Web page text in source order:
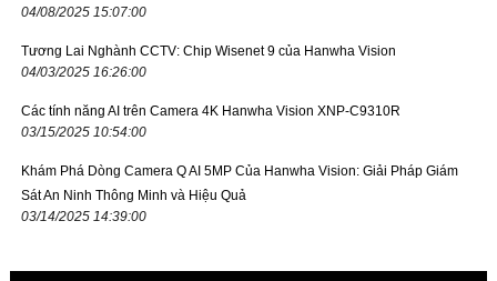
04/08/2025 15:07:00
Tương Lai Nghành CCTV: Chip Wisenet 9 của Hanwha Vision
04/03/2025 16:26:00
Các tính năng AI trên Camera 4K Hanwha Vision XNP-C9310R
03/15/2025 10:54:00
Khám Phá Dòng Camera Q AI 5MP Của Hanwha Vision: Giải Pháp Giám
Sát An Ninh Thông Minh và Hiệu Quả
03/14/2025 14:39:00